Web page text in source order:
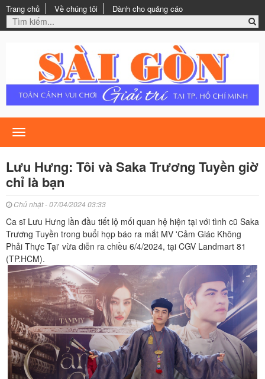
Trang chủ Về chúng tôi Dành cho quảng cáo
Toggle
navigation
Lưu Hưng: Tôi và Saka Trương Tuyền giờ
chỉ là bạn
Chủ nhật - 07/04/2024 03:33
Ca sĩ Lưu Hưng lần đầu tiết lộ mối quan hệ hiện tại với tình cũ Saka
Trương Tuyền trong buổi họp báo ra mắt MV 'Cảm Giác Không
Phải Thực Tại' vừa diễn ra chiều 6/4/2024, tại CGV Landmart 81
(TP.HCM).